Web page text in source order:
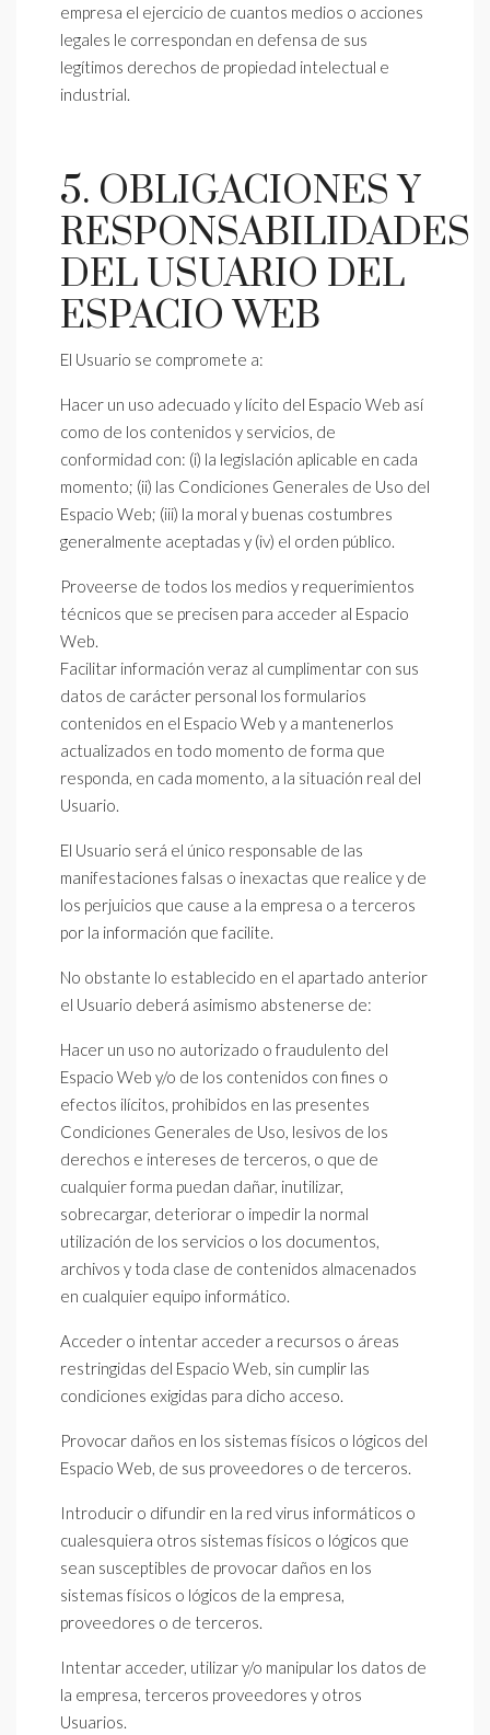
empresa el ejercicio de cuantos medios o acciones
legales le correspondan en defensa de sus
legítimos derechos de propiedad intelectual e
industrial.
5. OBLIGACIONES Y
RESPONSABILIDADES
DEL USUARIO DEL
ESPACIO WEB
El Usuario se compromete a:
Hacer un uso adecuado y lícito del Espacio Web así
como de los contenidos y servicios, de
conformidad con: (i) la legislación aplicable en cada
momento; (ii) las Condiciones Generales de Uso del
Espacio Web; (iii) la moral y buenas costumbres
generalmente aceptadas y (iv) el orden público.
Proveerse de todos los medios y requerimientos
técnicos que se precisen para acceder al Espacio
Web.
Facilitar información veraz al cumplimentar con sus
datos de carácter personal los formularios
contenidos en el Espacio Web y a mantenerlos
actualizados en todo momento de forma que
responda, en cada momento, a la situación real del
Usuario.
El Usuario será el único responsable de las
manifestaciones falsas o inexactas que realice y de
los perjuicios que cause a la empresa o a terceros
por la información que facilite.
No obstante lo establecido en el apartado anterior
el Usuario deberá asimismo abstenerse de:
Hacer un uso no autorizado o fraudulento del
Espacio Web y/o de los contenidos con fines o
efectos ilícitos, prohibidos en las presentes
Condiciones Generales de Uso, lesivos de los
derechos e intereses de terceros, o que de
cualquier forma puedan dañar, inutilizar,
sobrecargar, deteriorar o impedir la normal
utilización de los servicios o los documentos,
archivos y toda clase de contenidos almacenados
en cualquier equipo informático.
Acceder o intentar acceder a recursos o áreas
restringidas del Espacio Web, sin cumplir las
condiciones exigidas para dicho acceso.
Provocar daños en los sistemas físicos o lógicos del
Espacio Web, de sus proveedores o de terceros.
Introducir o difundir en la red virus informáticos o
cualesquiera otros sistemas físicos o lógicos que
sean susceptibles de provocar daños en los
sistemas físicos o lógicos de la empresa,
proveedores o de terceros.
Intentar acceder, utilizar y/o manipular los datos de
la empresa, terceros proveedores y otros
Usuarios.